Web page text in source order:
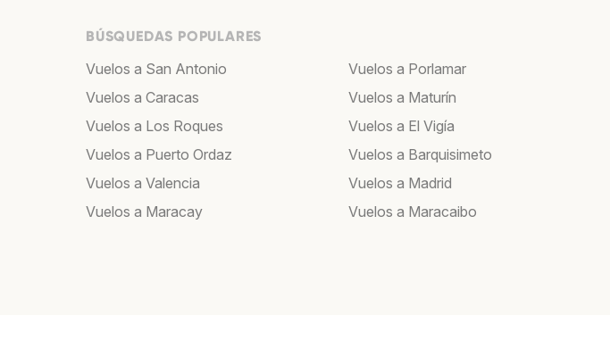
BÚSQUEDAS POPULARES
Vuelos a San Antonio
Vuelos a Caracas
Vuelos a Los Roques
Vuelos a Puerto Ordaz
Vuelos a Valencia
Vuelos a Maracay
Vuelos a Porlamar
Vuelos a Maturín
Vuelos a El Vigía
Vuelos a Barquisimeto
Vuelos a Madrid
Vuelos a Maracaibo